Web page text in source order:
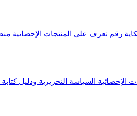
رقم تعرف على المنتجات الإحصائية
الإحصائية السياسة التحريرية ودليل كتابة